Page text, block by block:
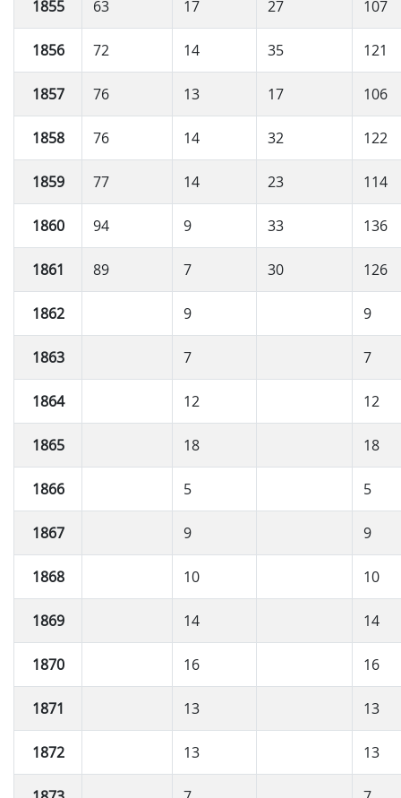
1855 63 17 27 107
1856 72 14 35 121
1857 76 13 17 106
1858 76 14 32 122
1859 77 14 23 114
1860 94 9 33 136
1861 89 7 30 126
1862 9 9
1863 7 7
1864 12 12
1865 18 18
1866 5 5
1867 9 9
1868 10 10
1869 14 14
1870 16 16
1871 13 13
1872 13 13